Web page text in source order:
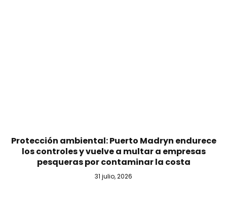
Protección ambiental: Puerto Madryn endurece
los controles y vuelve a multar a empresas
pesqueras por contaminar la costa
31 julio, 2026